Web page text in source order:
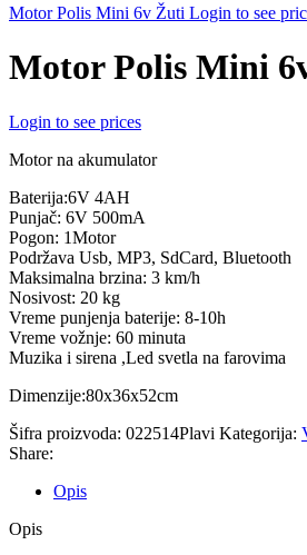
Motor Polis Mini 6v Žuti Login to see
Motor Polis Mini
Login to see prices
Motor na akumulator
Baterija:6V 4AH
Punjač: 6V 500mA
Pogon: 1Motor
Podržava Usb, MP3, SdCard, Bluetooth
Maksimalna brzina: 3 km/h
Nosivost: 20 kg
Vreme punjenja baterije: 8-10h
Vreme vožnje: 60 minuta
Muzika i sirena ,Led svetla na farovima
Dimenzije:80x36x52cm
Šifra proizvoda: 022514Plavi Kategorija:
Share:
Opis
Opis